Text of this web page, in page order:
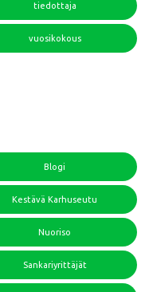
tiedottaja
vuosikokous
Blogi
Kestävä Karhuseutu
Nuoriso
Sankariyrittäjät